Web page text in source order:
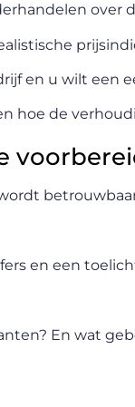
over
en u wilt een
hoe de
en een
En wat